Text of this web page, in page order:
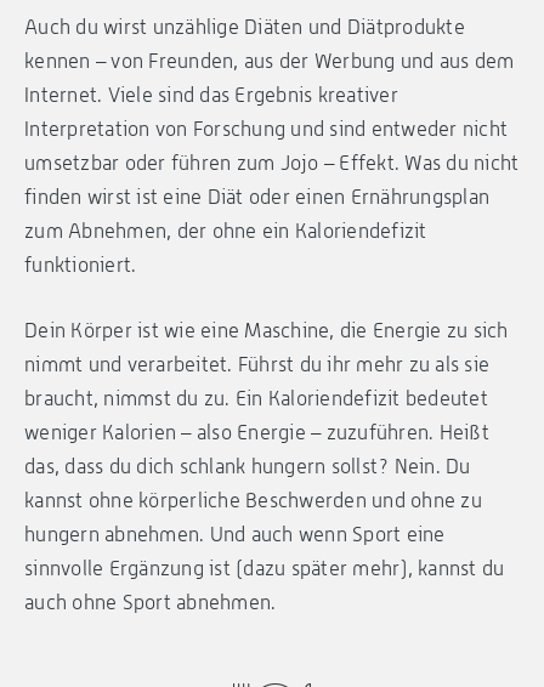
Auch du wirst unzählige Diäten und Diätprodukte
kennen – von Freunden, aus der Werbung und aus dem
Internet. Viele sind das Ergebnis kreativer
Interpretation von Forschung und sind entweder nicht
umsetzbar oder führen zum Jojo – Effekt. Was du nicht
finden wirst ist eine Diät oder einen Ernährungsplan
zum Abnehmen, der ohne ein Kaloriendefizit
funktioniert.
Dein Körper ist wie eine Maschine, die Energie zu sich
nimmt und verarbeitet. Führst du ihr mehr zu als sie
braucht, nimmst du zu. Ein Kaloriendefizit bedeutet
weniger Kalorien – also Energie – zuzuführen. Heißt
das, dass du dich schlank hungern sollst? Nein. Du
kannst ohne körperliche Beschwerden und ohne zu
hungern abnehmen. Und auch wenn Sport eine
sinnvolle Ergänzung ist (dazu später mehr), kannst du
auch ohne Sport abnehmen.